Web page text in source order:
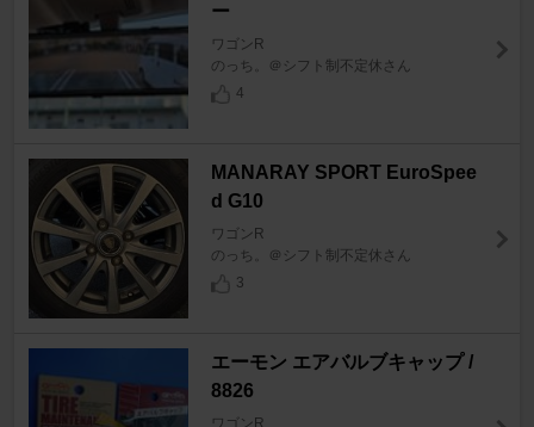
ー
ワゴンR
のっち。＠シフト制不定休さん
4
MANARAY SPORT EuroSpee
d G10
ワゴンR
のっち。＠シフト制不定休さん
3
エーモン エアバルブキャップ /
8826